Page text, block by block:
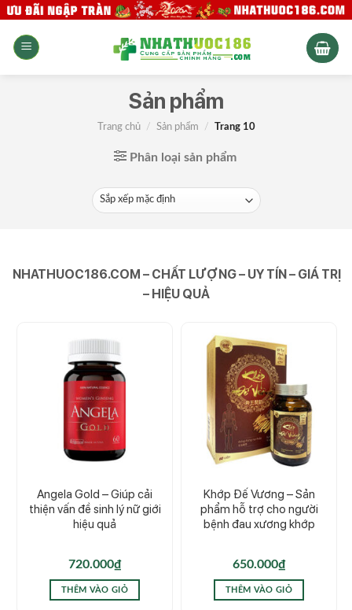
Skip
content
Sản phẩm
Trang chủ / Sản phẩm / Trang 10
Phân loại sản phẩm
NHATHUOC186.COM – CHẤT LƯỢNG – UY TÍN – GIÁ TRỊ
– HIỆU QUẢ
Angela Gold – Giúp cải
thiện vấn đề sinh lý nữ giới
hiệu quả
720.000₫
THÊM VÀO GIỎ
Khớp Đế Vương – Sản
phẩm hỗ trợ cho người
bệnh đau xương khớp
650.000₫
THÊM VÀO GIỎ